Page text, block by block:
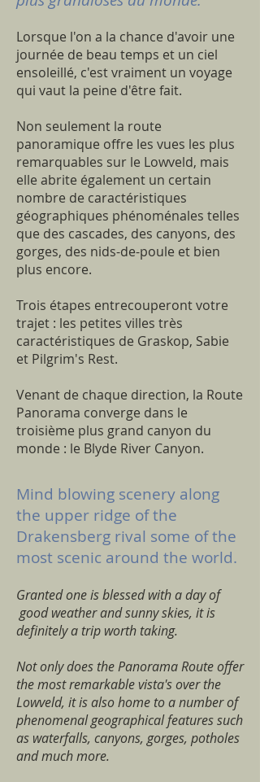
Lorsque l'on a la chance d'avoir une
journée de beau temps et un ciel
ensoleillé, c'est vraiment un voyage
qui vaut la peine d'être fait.
Non seulement la route
panoramique offre les vues les plus
remarquables sur le Lowveld, mais
elle abrite également un certain
nombre de caractéristiques
géographiques phénoménales telles
que des cascades, des canyons, des
gorges, des nids-de-poule et bien
plus encore.
Trois étapes entrecouperont votre
trajet : les petites villes très
caractéristiques de Graskop, Sabie
et Pilgrim's Rest.
Venant de chaque direction, la Route
Panorama converge dans le
troisième plus grand canyon du
monde : le Blyde River Canyon.
Mind blowing scenery along
the upper ridge of the
Drakensberg rival some of the
most scenic around the world.
Granted one is blessed with a day of
good weather and sunny skies, it is
definitely a trip worth taking.
Not only does the Panorama Route offer
the most remarkable vista's over the
Lowveld, it is also home to a number of
phenomenal geographical features such
as waterfalls, canyons, gorges, potholes
and much more.